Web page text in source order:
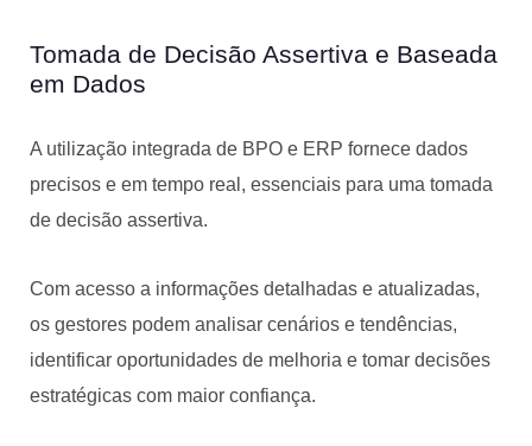
Tomada de Decisão Assertiva e Baseada
em Dados
A utilização integrada de BPO e ERP fornece dados
precisos e em tempo real, essenciais para uma tomada
de decisão assertiva.
Com acesso a informações detalhadas e atualizadas,
os gestores podem analisar cenários e tendências,
identificar oportunidades de melhoria e tomar decisões
estratégicas com maior confiança.